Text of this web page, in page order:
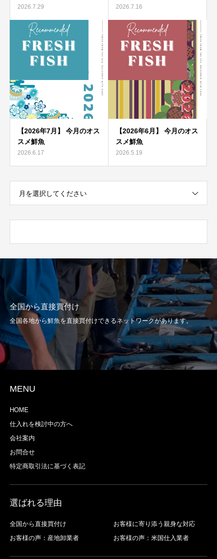
2026.7.29 2026.7.16
【2026年7月】 今月のオス
スメ鮮魚
2026.6.17
【2026年6月】 今月のオス
スメ鮮魚
2026.5.19
月を選択してください
全国から直接買付け
全国各地から鮮魚を直接買付けできるネットワークがあります。
MENU
HOME
仕入れを検討中の方へ
会社案内
お問合せ
特定商取引法に基づく表記
選ばれる理由
全国から直接買付け
お客様に寄り添う親身な対応
お客様の声：産地卸業者
お客様の声：米国仕入業者